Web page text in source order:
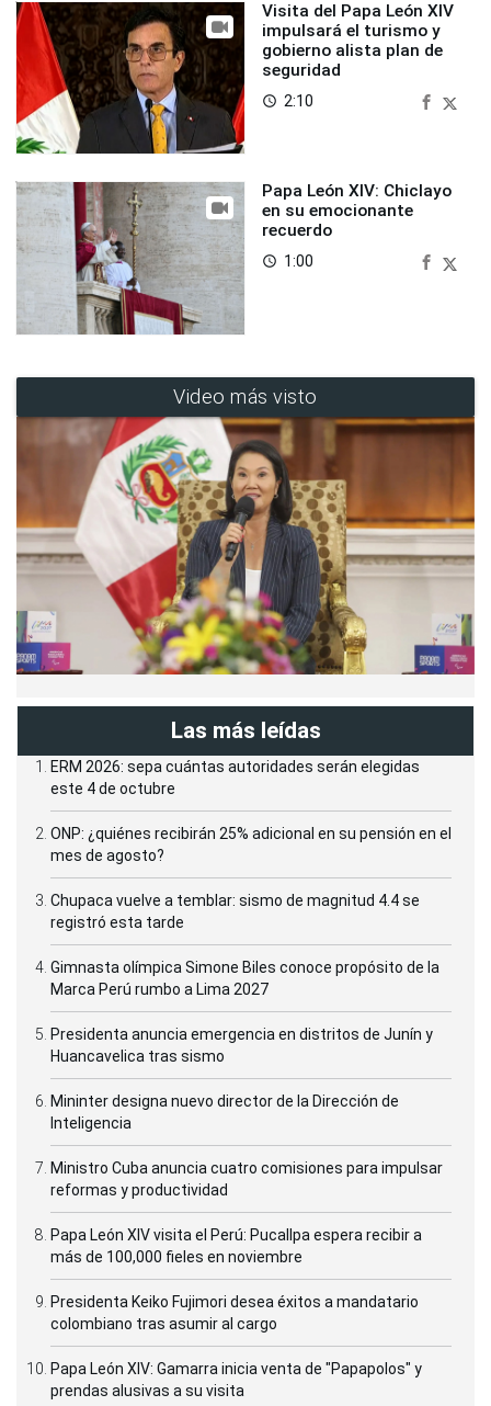
Visita del Papa León XIV
impulsará el turismo y
gobierno alista plan de
seguridad
access_time 2:10
Papa León XIV: Chiclayo
en su emocionante
recuerdo
access_time 1:00
Video más visto
Las más leídas
ERM 2026: sepa cuántas autoridades serán elegidas
este 4 de octubre
ONP: ¿quiénes recibirán 25% adicional en su pensión en el
mes de agosto?
Chupaca vuelve a temblar: sismo de magnitud 4.4 se
registró esta tarde
Gimnasta olímpica Simone Biles conoce propósito de la
Marca Perú rumbo a Lima 2027
Presidenta anuncia emergencia en distritos de Junín y
Huancavelica tras sismo
Mininter designa nuevo director de la Dirección de
Inteligencia
Ministro Cuba anuncia cuatro comisiones para impulsar
reformas y productividad
Papa León XIV visita el Perú: Pucallpa espera recibir a
más de 100,000 fieles en noviembre
Presidenta Keiko Fujimori desea éxitos a mandatario
colombiano tras asumir al cargo
Papa León XIV: Gamarra inicia venta de "Papapolos" y
prendas alusivas a su visita